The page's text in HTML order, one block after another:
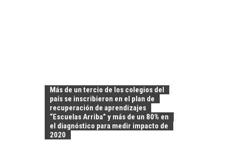
Más de un tercio de los colegios del
país se inscribieron en el plan de
recuperación de aprendizajes
“Escuelas Arriba” y más de un 80% en
el diagnóstico para medir impacto de
2020